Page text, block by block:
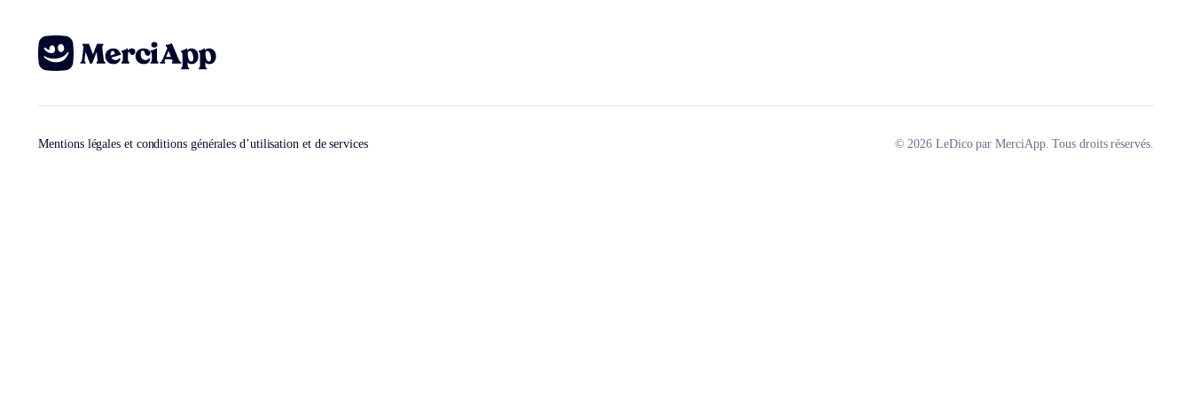
Mentions légales et conditions générales d’utilisation et de services © 2026 LeDico par MerciApp. Tous droits réservés.